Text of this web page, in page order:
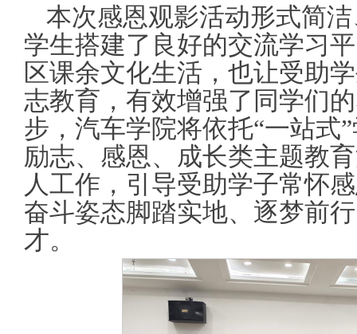
本次感恩观影活动形式简
学生搭建了良好的交流学习
区课余文化生活，也让受助
志教育，有效增强了同学们
步，汽车学院将依托“一站式
励志、感恩、成长类主题教
人工作，引导受助学子常怀
奋斗姿态脚踏实地、逐梦前
才。